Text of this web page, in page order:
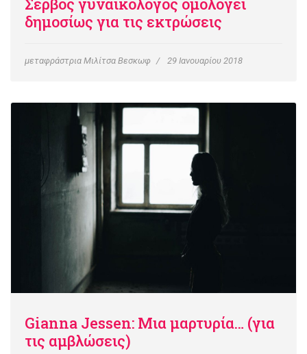
Σέρβος γυναικολόγος ομολογεί
δημοσίως για τις εκτρώσεις
μεταφράστρια Μιλίτσα Βεσκωφ 29 Ιανουαρίου 2018
Gianna Jessen: Μια μαρτυρία… (για
τις αμβλώσεις)